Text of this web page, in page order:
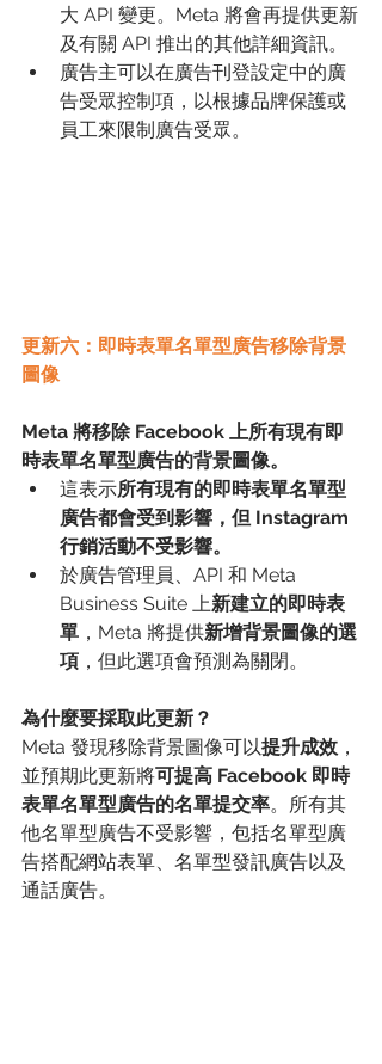
大 API 變更。Meta 將會再提供更新
及有關 API 推出的其他詳細資訊。
廣告主可以在廣告刊登設定中的廣
告受眾控制項，以根據品牌保護或
員工來限制廣告受眾。
更新六：即時表單名單型廣告移除背景
圖像
Meta 將移除 Facebook 上所有現有即
時表單名單型廣告的背景圖像。
這表示所有現有的即時表單名單型
廣告都會受到影響，但 Instagram
行銷活動不受影響。
於廣告管理員、API 和 Meta
Business Suite 上新建立的即時表
單 ，Meta 將提供新增背景圖像的選
項 ，但此選項會預測為關閉。
為什麼要採取此更新？
Meta 發現移除背景圖像可以提升成效 ，
並預期此更新將可提高 Facebook 即時
表單名單型廣告的名單提交率。所有其
他名單型廣告不受影響，包括名單型廣
告搭配網站表單、名單型發訊廣告以及
通話廣告。